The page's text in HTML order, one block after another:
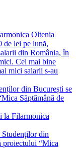
Oltenia
de lei pe lună,
din România, în
Cel mai bine
mici salarii s-au
din București se
Săptămână de
la Filarmonica
Studenților din
proiectului “Mica